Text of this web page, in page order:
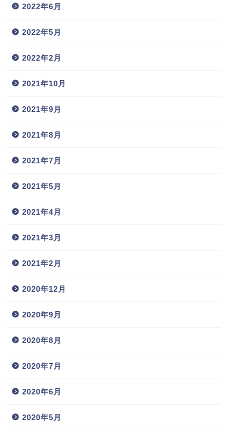
2022年6月
2022年5月
2022年2月
2021年10月
2021年9月
2021年8月
2021年7月
2021年5月
2021年4月
2021年3月
2021年2月
2020年12月
2020年9月
2020年8月
2020年7月
2020年6月
2020年5月